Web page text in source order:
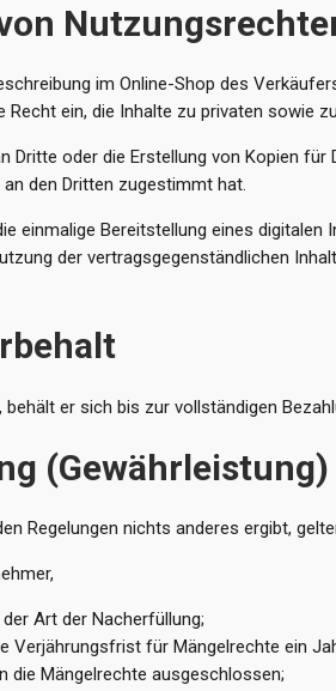
im Online-Shop des
ein, die Inhalte zu privaten sowie
Dritte oder die Erstellung von Kopien
den Dritten zugestimmt hat.
einmalige Bereitstellung eines
der vertragsgegenständlichen
er sich bis zur vollständigen
(Gewährleistung)
Regelungen nichts anderes ergibt,
Art der Nacherfüllung;
Verjährungsfrist für Mängelrechte ein
die Mängelrechte ausgeschlossen;